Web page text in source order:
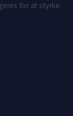
for at styrke